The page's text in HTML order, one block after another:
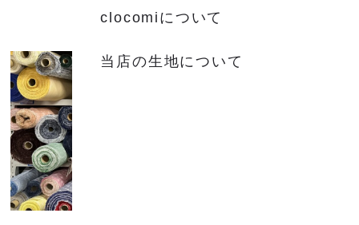
clocomiについて
当店の生地について